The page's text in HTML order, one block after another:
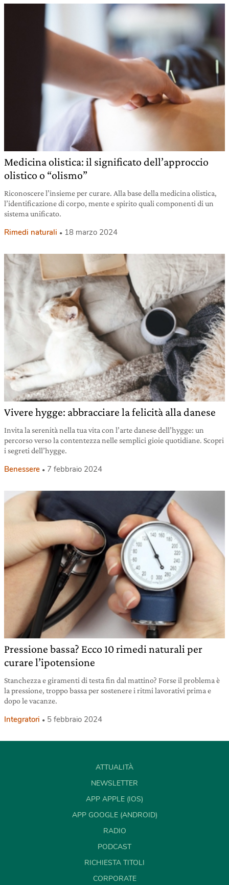
Medicina olistica: il significato dell’approccio
olistico o “olismo”
Riconoscere l’insieme per curare. Alla base della medicina olistica,
l’identificazione di corpo, mente e spirito quali componenti di un
sistema unificato.
Rimedi naturali 18 marzo 2024
Vivere hygge: abbracciare la felicità alla danese
Invita la serenità nella tua vita con l’arte danese dell’hygge: un
percorso verso la contentezza nelle semplici gioie quotidiane. Scopri
i segreti dell’hygge.
Benessere 7 febbraio 2024
Pressione bassa? Ecco 10 rimedi naturali per
curare l’ipotensione
Stanchezza e giramenti di testa fin dal mattino? Forse il problema è
la pressione, troppo bassa per sostenere i ritmi lavorativi prima e
dopo le vacanze.
Integratori 5 febbraio 2024
ATTUALITÀ
NEWSLETTER
APP APPLE (IOS)
APP GOOGLE (ANDROID)
RADIO
PODCAST
RICHIESTA TITOLI
CORPORATE